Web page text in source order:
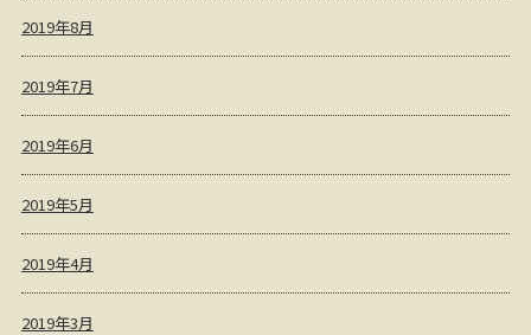
2019年8月
2019年7月
2019年6月
2019年5月
2019年4月
2019年3月